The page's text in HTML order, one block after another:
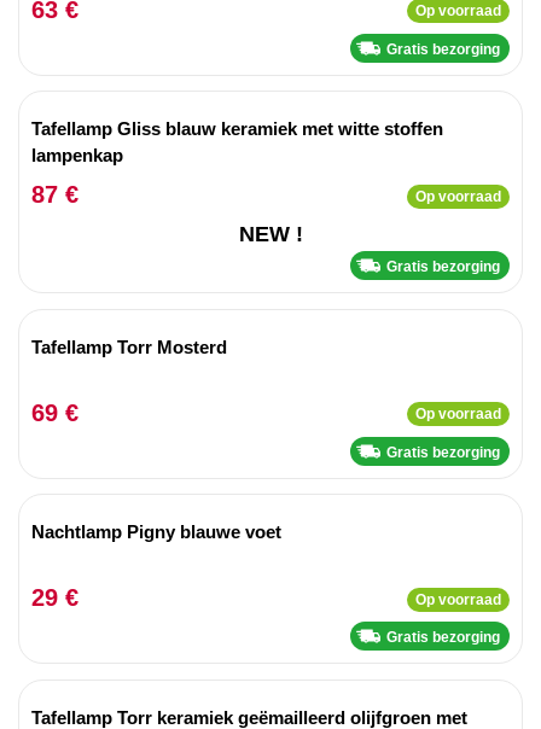
63 € Op voorraad
Gratis bezorging
Tafellamp Gliss blauw keramiek met witte stoffen
lampenkap
87 € Op voorraad
NEW !
Gratis bezorging
Tafellamp Torr Mosterd
69 € Op voorraad
Gratis bezorging
Nachtlamp Pigny blauwe voet
29 € Op voorraad
Gratis bezorging
Tafellamp Torr keramiek geëmailleerd olijfgroen met